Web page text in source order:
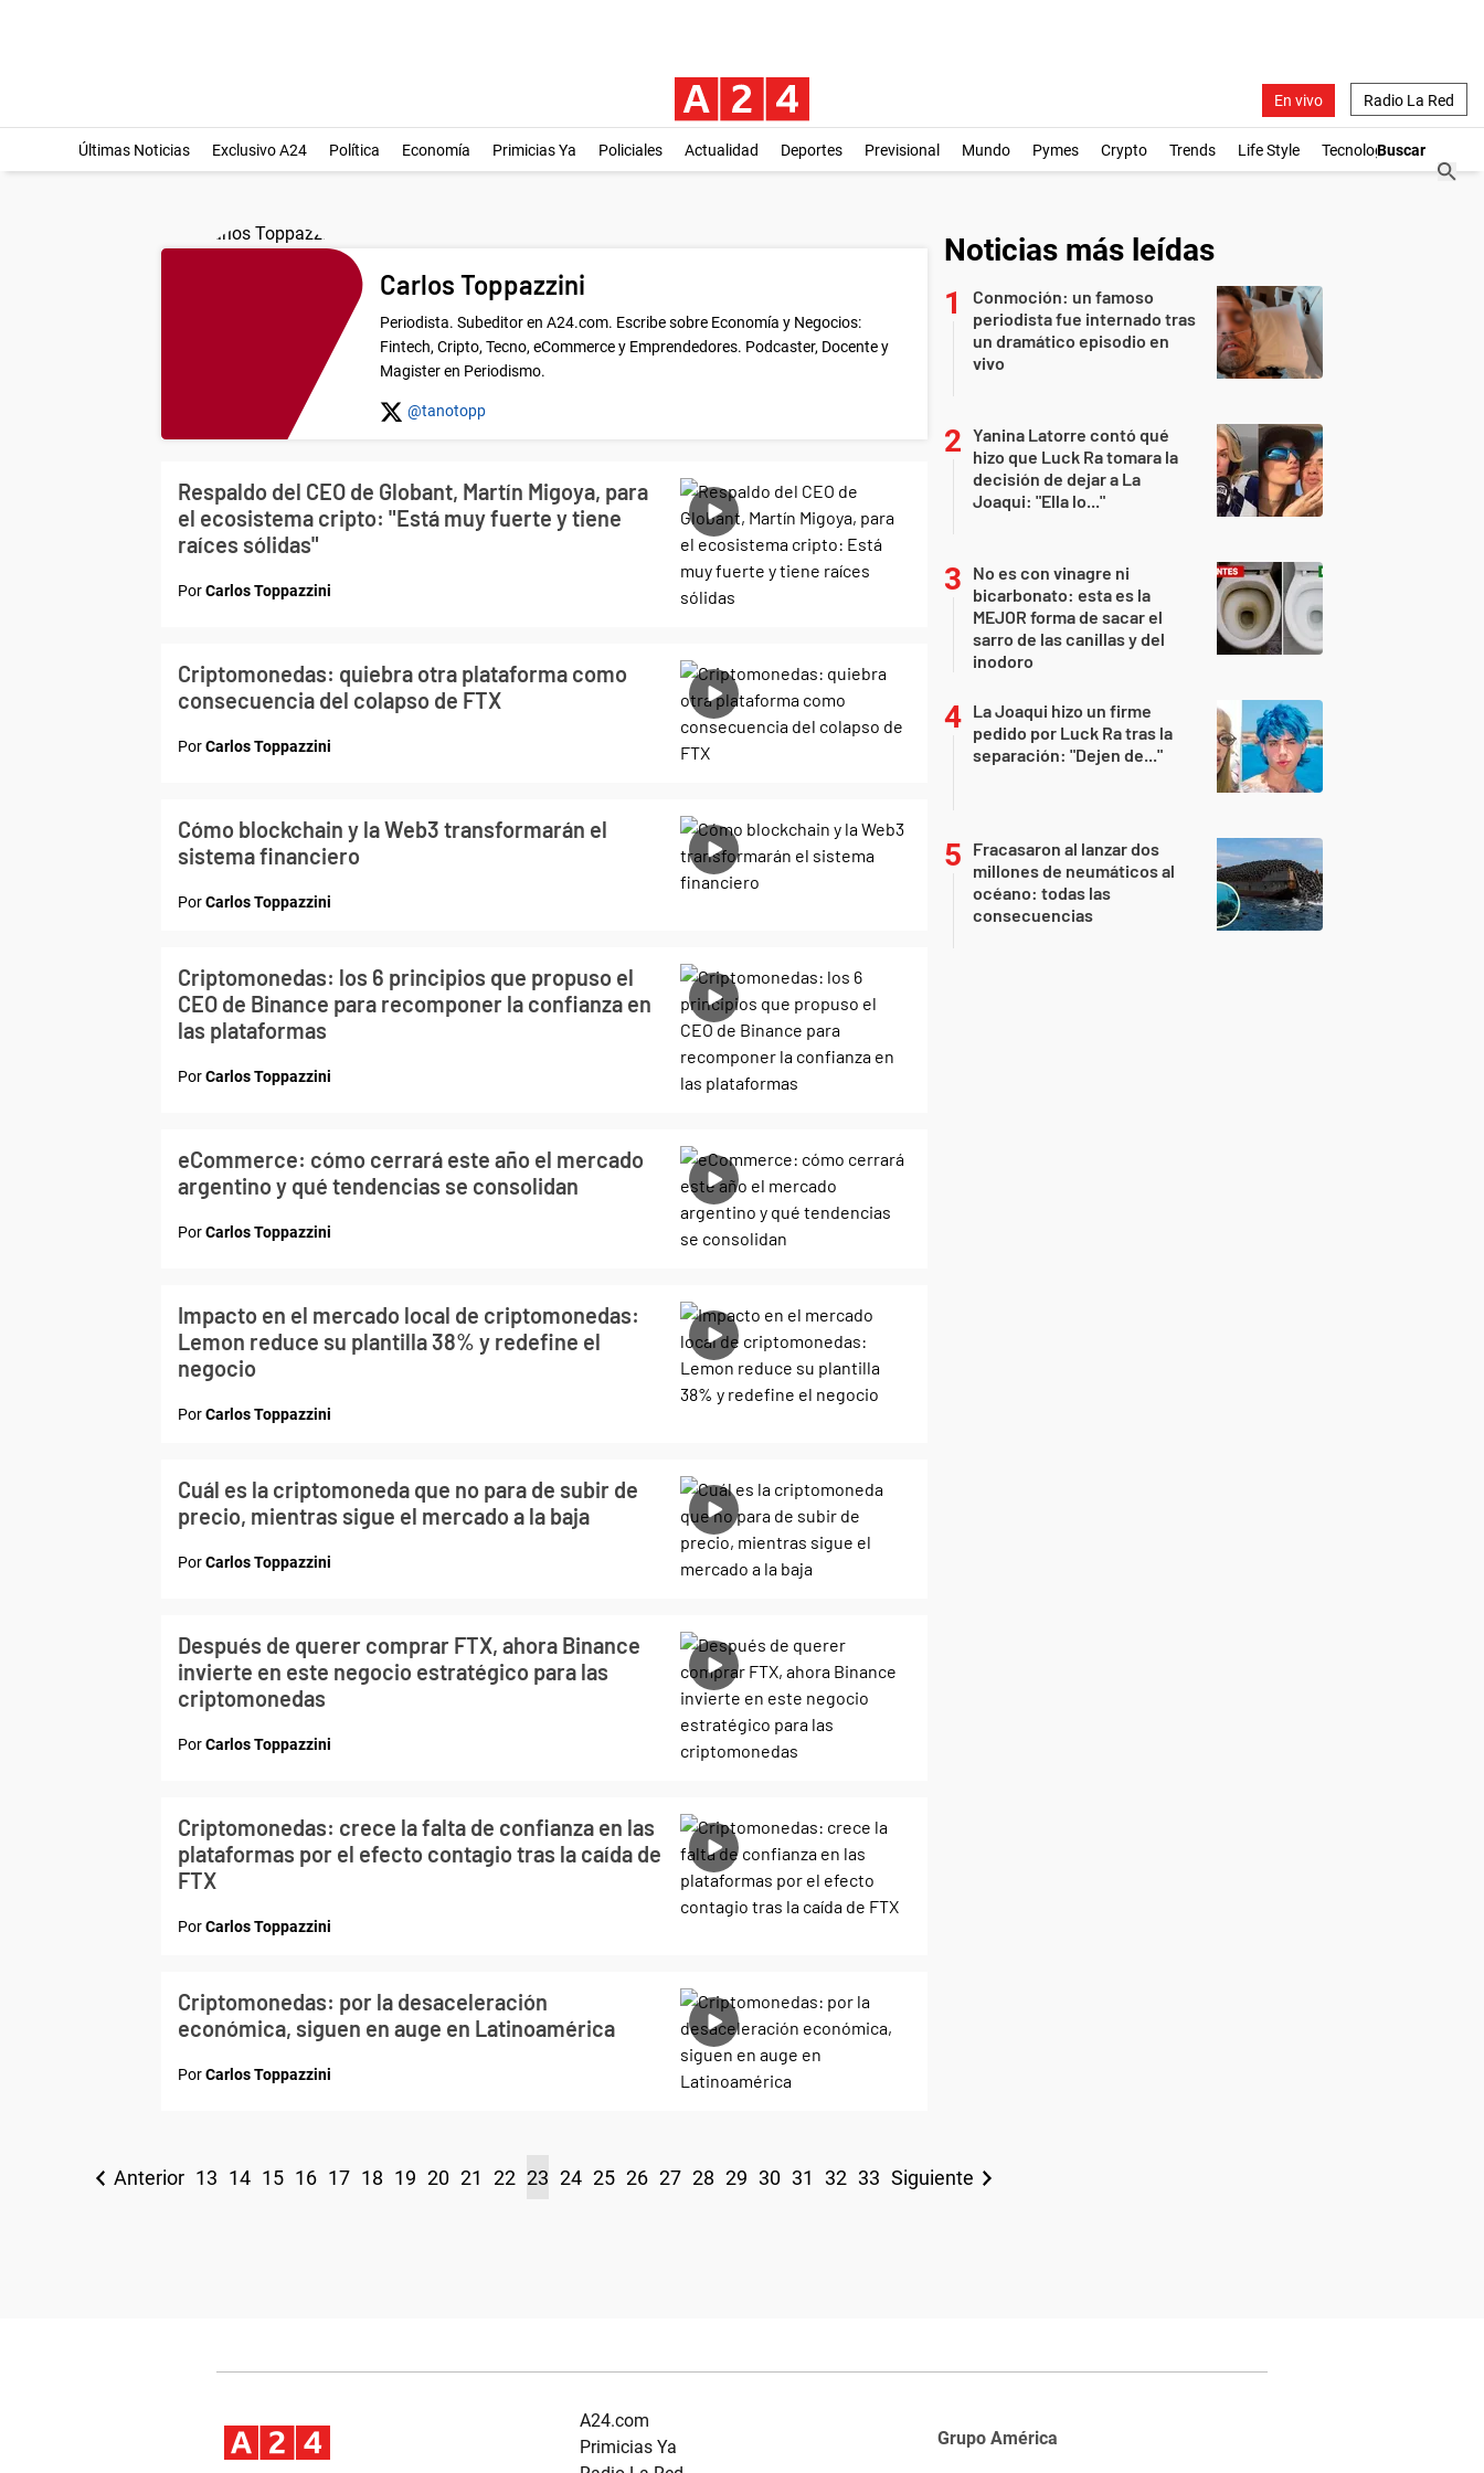
En vivo Radio La Red
Últimas Noticias Exclusivo A24 Política Economía Primicias Ya Policiales Actualidad Deportes Previsional Mundo Pymes Crypto Trends Life Style Tecnología
Carlos Toppazzini
Periodista. Subeditor en A24.com. Escribe sobre Economía y Negocios:
Fintech, Cripto, Tecno, eCommerce y Emprendedores. Podcaster, Docente y
Magister en Periodismo.
@tanotopp
Respaldo del CEO de Globant, Martín Migoya, para
el ecosistema cripto: "Está muy fuerte y tiene
raíces sólidas"
PorCarlos Toppazzini
Criptomonedas: quiebra otra plataforma como
consecuencia del colapso de FTX
PorCarlos Toppazzini
Cómo blockchain y la Web3 transformarán el
sistema financiero
PorCarlos Toppazzini
Criptomonedas: los 6 principios que propuso el
CEO de Binance para recomponer la confianza en
las plataformas
PorCarlos Toppazzini
eCommerce: cómo cerrará este año el mercado
argentino y qué tendencias se consolidan
PorCarlos Toppazzini
Impacto en el mercado local de criptomonedas:
Lemon reduce su plantilla 38% y redefine el
negocio
PorCarlos Toppazzini
Cuál es la criptomoneda que no para de subir de
precio, mientras sigue el mercado a la baja
PorCarlos Toppazzini
Después de querer comprar FTX, ahora Binance
invierte en este negocio estratégico para las
criptomonedas
PorCarlos Toppazzini
Criptomonedas: crece la falta de confianza en las
plataformas por el efecto contagio tras la caída de
FTX
PorCarlos Toppazzini
Criptomonedas: por la desaceleración
económica, siguen en auge en Latinoamérica
PorCarlos Toppazzini
Anterior 13 14 15 16 17 18 19 20 21 22 23 24 25 26 27 28 29 30 31 32 33 Siguiente
Noticias más leídas
Conmoción: un famoso
periodista fue internado tras
un dramático episodio en
vivo
Yanina Latorre contó qué
hizo que Luck Ra tomara la
decisión de dejar a La
Joaqui: "Ella lo..."
No es con vinagre ni
bicarbonato: esta es la
MEJOR forma de sacar el
sarro de las canillas y del
inodoro
La Joaqui hizo un firme
pedido por Luck Ra tras la
separación: "Dejen de..."
Fracasaron al lanzar dos
millones de neumáticos al
océano: todas las
consecuencias
A24.com
Primicias Ya
Grupo América